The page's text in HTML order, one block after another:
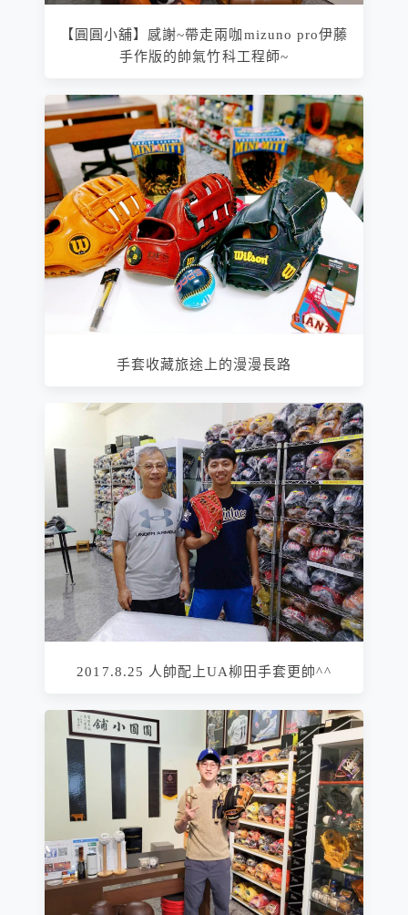
【圓圓小舖】感謝~帶走兩咖mizuno pro伊藤
手作版的帥氣竹科工程師~
手套收藏旅途上的漫漫長路
2017.8.25 人帥配上UA柳田手套更帥^^